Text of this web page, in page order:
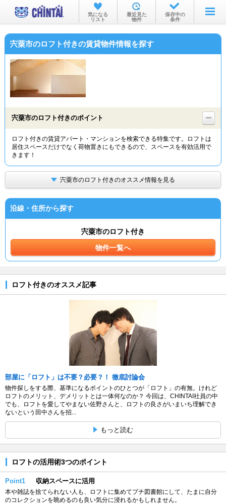
お部屋を探す
沿線・駅から
物件特集から
TOP
気になる
リスト
最近見た
物件
保存中の
条件
宍粟市のロフト付きの賃貸物件情報を探す
宍粟市のロフト付きのポイント
ロフト付きの賃貸アパート・マンションを検索できる特集です。ロフトは
居住スペースだけでなく荷物置きにもできるので、スペースを有効活用で
きます！
宍粟市のロフト付きのオススメ情報を見る
沿線・住所から探す
宍粟市のロフト付き
物件一覧へ
ロフト付きのオススメ記事
部屋に「ロフト」は不要？必要？！ 徹底討論会
物件探しをする際、基準になるポイントのひとつが「ロフト」の有無。けれど
ロフトのメリット、デメリットとは一体何なのか？ 今回は、CHINTAI社員の中
でも、ロフトを愛してやまない佐野さんと、ロフトの良さがいまいち理解でき
ないという田中さんを招...
もっと読む
ロフトの活用術3つのポイント
Point1 収納スペースに活用
本や雑誌を捨てられない人も、ロフトに集めてプチ図書館にして、たまに自分
のコレクションを眺めるのも良い気分に浸れるかもしれません。